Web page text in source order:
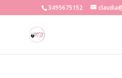
3495675152